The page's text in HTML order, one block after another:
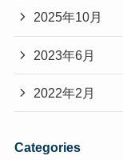
2025年10月
2023年6月
2022年2月
Categories